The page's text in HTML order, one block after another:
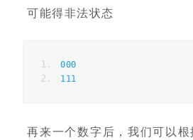
可能得非法状态
000
111
再来一个数字后，我们可以